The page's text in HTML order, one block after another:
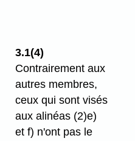
3.1(4)
Contrairement aux
autres membres,
ceux qui sont visés
aux alinéas (2)e)
et f) n'ont pas le